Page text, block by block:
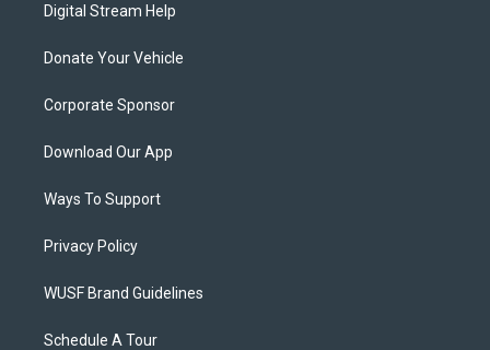
Digital Stream Help
Donate Your Vehicle
Corporate Sponsor
Download Our App
Ways To Support
Privacy Policy
WUSF Brand Guidelines
Schedule A Tour